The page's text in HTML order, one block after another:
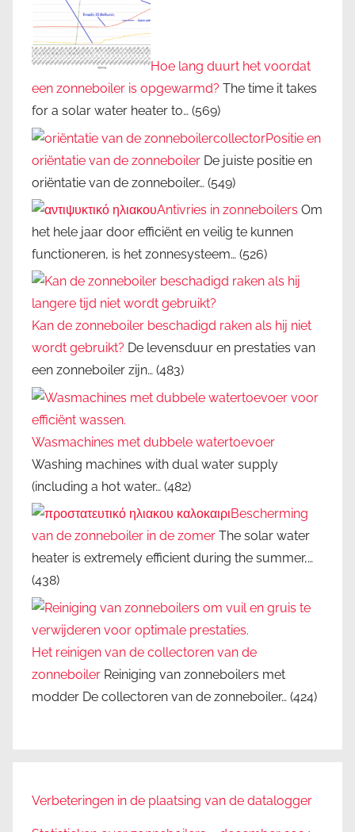
Hoe lang duurt het voordat
een zonneboiler is opgewarmd? The time it takes
for a solar water heater to… (569)
Positie en
oriëntatie van de zonneboiler De juiste positie en
oriëntatie van de zonneboiler… (549)
Antivries in zonneboilers Om
het hele jaar door efficiënt en veilig te kunnen
functioneren, is het zonnesysteem… (526)
Kan de zonneboiler beschadigd raken als hij niet
wordt gebruikt? De levensduur en prestaties van
een zonneboiler zijn… (483)
Wasmachines met dubbele watertoevoer
Washing machines with dual water supply
(including a hot water… (482)
Bescherming
van de zonneboiler in de zomer The solar water
heater is extremely efficient during the summer,…
(438)
Het reinigen van de collectoren van de
zonneboiler Reiniging van zonneboilers met
modder De collectoren van de zonneboiler… (424)
Verbeteringen in de plaatsing van de datalogger